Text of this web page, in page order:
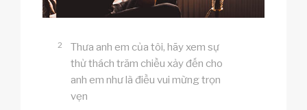
2
Thưa anh em của tôi, hãy xem sự
thử thách trăm chiều xảy đến cho
anh em như là điều vui mừng trọn
vẹn